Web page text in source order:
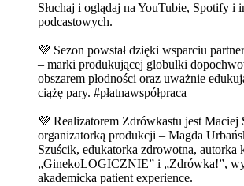
Słuchaj i oglądaj na YouTubie, Spotify i
podcastowych.
💜 Sezon powstał dzięki wsparciu
– marki produkującej globulki
obszarem płodności oraz uważnie
ciążę pary. #płatnawspółpraca
💜 Realizatorem Zdrówkastu jest ⁠⁠Maciej
organizatorką produkcji – ⁠⁠Magda
Szuścik⁠⁠, edukatorka zdrowotna, autorka
„GinekoLOGICZNIE” i „Zdrówka!”,
akademicka patient experience.